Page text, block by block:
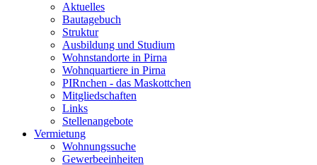
Aktuelles
Bautagebuch
Struktur
Ausbildung und Studium
Wohnstandorte in Pirna
Wohnquartiere in Pirna
PIRnchen - das Maskottchen
Mitgliedschaften
Links
Stellenangebote
Vermietung
Wohnungssuche
Gewerbeeinheiten